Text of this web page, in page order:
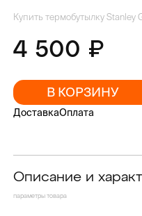
Купить термобутылку
4 500
В КОРЗИНУ
ДоставкаОплата
Описание и
параметры товара